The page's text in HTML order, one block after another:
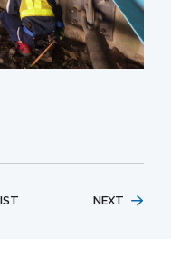
NEXT